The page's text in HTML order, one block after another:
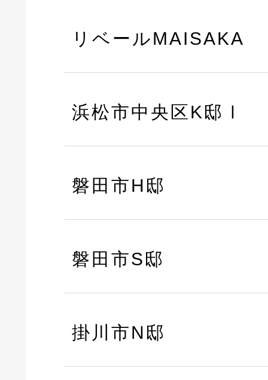
リベールMAISAKA
浜松市中央区K邸Ⅰ
磐田市H邸
磐田市S邸
掛川市N邸